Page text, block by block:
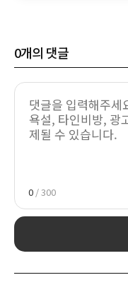
0개의 댓글
0 / 300